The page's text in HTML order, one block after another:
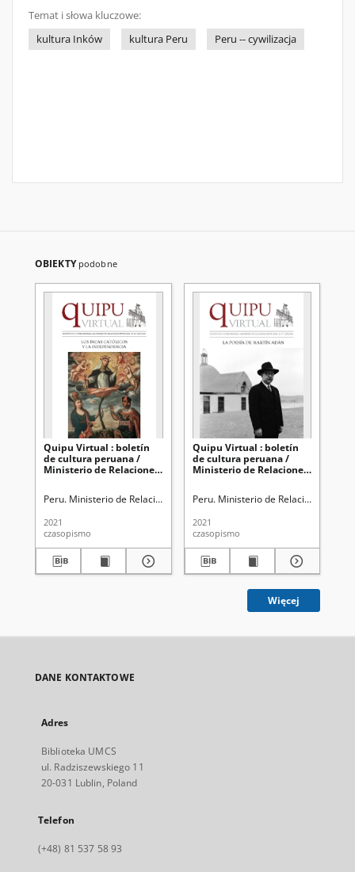
Temat i słowa kluczowe:
kultura Inków
kultura Peru Peru -- cywilizacja
OBIEKTY podobne
Quipu Virtual : boletín
de cultura peruana /
Ministerio de Relaciones
Peru. Ministerio de Relaciones Exteriores
2021
czasopismo
Quipu Virtual : boletín
de cultura peruana /
Ministerio de Relaciones
Peru. Ministerio de Relaciones
2021
czasopismo
Więcej
DANE KONTAKTOWE
Adres
Biblioteka UMCS
ul. Radziszewskiego 11
20-031 Lublin, Poland
Telefon
(+48) 81 537 58 93